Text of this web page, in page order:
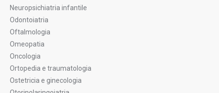
Neuropsichiatria infantile
Odontoiatria
Oftalmologia
Omeopatia
Oncologia
Ortopedia e traumatologia
Ostetricia e ginecologia